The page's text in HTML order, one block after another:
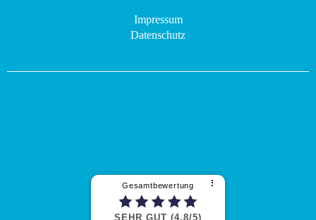
Impressum
Datenschutz